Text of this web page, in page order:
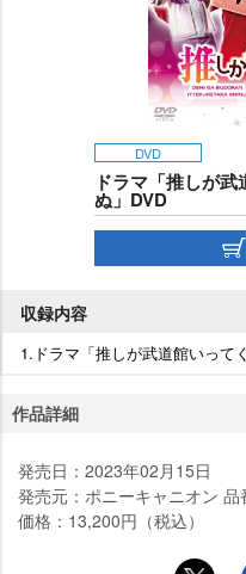
DVD
ドラマ「推しが
ぬ」DVD
収録内容
1.ドラマ「推しが武道館いって
作品詳細
発売日：2023年02月15日
発売元：ポニーキャニオン 品
価格：13,200円（税込）